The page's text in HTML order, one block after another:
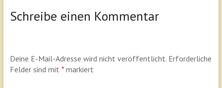
Schreibe einen Kommentar
Deine E-Mail-Adresse wird nicht veröffentlicht. Erforderliche
Felder sind mit *markiert